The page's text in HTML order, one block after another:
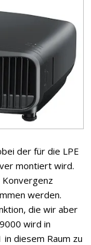
der für die LPE
montiert wird.
Konvergenz
werden.
die wir aber
wird in
diesem Raum zu